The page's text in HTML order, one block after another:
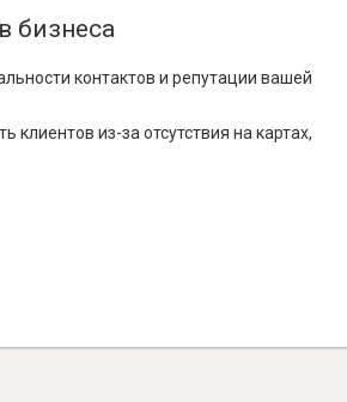
бизнеса
контактов и репутации вашей
клиентов из-за отсутствия на картах,